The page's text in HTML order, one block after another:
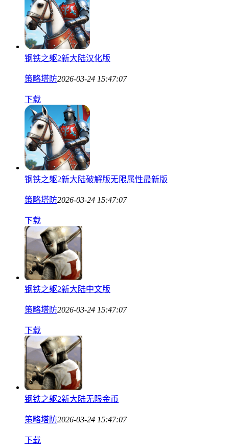
钢铁之躯2新大陆汉化版
策略塔防2026-03-24 15:47:07
下载
钢铁之躯2新大陆破解版无限属性最新版
策略塔防2026-03-24 15:47:07
下载
钢铁之躯2新大陆中文版
策略塔防2026-03-24 15:47:07
下载
钢铁之躯2新大陆无限金币
策略塔防2026-03-24 15:47:07
下载